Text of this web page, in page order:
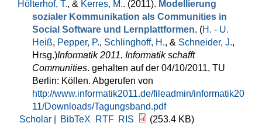
Hölterhof, T., & Kerres, M.. (2011). Modellierung
sozialer Kommunikation als Communities in
Social Software und Lernplattformen. (H. - U.
Heiß, Pepper, P., Schlinghoff, H., & Schneider, J.,
Hrsg.)Informatik 2011. Informatik schafft
Communities. gehalten auf der 04/10/2011, TU
Berlin: Köllen. Abgerufen von
http://www.informatik2011.de/fileadmin/informatik20
11/Downloads/Tagungsband.pdf
Scholar |
BibTeX RTF RIS (253.4 KB)